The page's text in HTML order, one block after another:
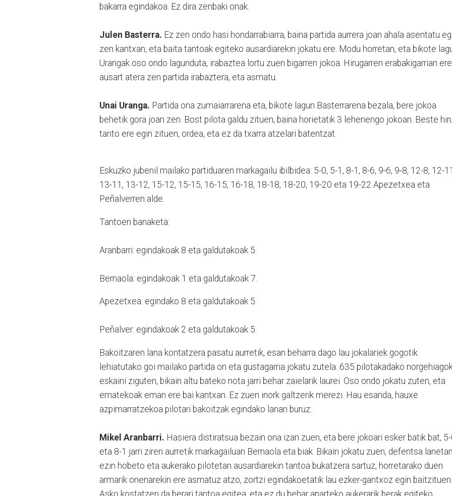
bakarra egindakoa. Ez dira zenbaki onak.
Julen Basterra. Ez zen ondo hasi hondarrabiarra, baina partida aurrera joan ahala asentatu
zen kantxan, eta baita tantoak egiteko ausardiarekin jokatu ere. Modu horretan, eta bikote
Urangak oso ondo lagunduta, irabaztea lortu zuen bigarren jokoa. Hirugarren erabakigarrian ere
ausart atera zen partida irabaztera, eta asmatu.
Unai Uranga. Partida ona zumaiarrarena eta, bikote lagun Basterrarena bezala, bere jokoa
behetik gora joan zen. Bost pilota galdu zituen, baina horietatik 3 lehenengo jokoan. Beste
tanto ere egin zituen, ordea, eta ez da txarra atzelari batentzat.
Eskuzko jubenil mailako partiduaren markagailu ibilbidea: 5-0, 5-1, 8-1, 8-6, 9-6, 9-8, 12-8, 12-
13-11, 13-12, 15-12, 15-15, 16-15, 16-18, 18-18, 18-20, 19-20 eta 19-22 Apezetxea eta
Peñalverren alde.
Tantoen banaketa:
Aranbarri: egindakoak 8 eta galdutakoak 5.
Bernaola: egindakoak 1 eta galdutakoak 7.
Apezetxea: egindako 8 eta galdutakoak 5.
Peñalver: egindakoak 2 eta galdutakoak 5.
Bakoitzaren lana kontatzera pasatu aurretik, esan beharra dago lau jokalariek gogotik
lehiatutako goi mailako partida on eta gustagarria jokatu zutela. 635 pilotakadako
eskaini ziguten, bikain altu bateko nota jarri behar zaielarik laurei. Oso ondo jokatu zuten, eta
ematekoak eman ere bai kantxan. Ez zuen inork galtzerik merezi. Hau esanda, hauxe
azpimarratzekoa pilotari bakoitzak egindako lanari buruz:
Mikel Aranbarri. Hasiera distiratsua bezain ona izan zuen, eta bere jokoari esker batik bat,
eta 8-1 jarri ziren aurretik markagailuan Bernaola eta biak. Bikain jokatu zuen, defentsa lanetan
ezin hobeto eta aukerako pilotetan ausardiarekin tantoa bukatzera sartuz, horretarako duen
armarik onenarekin ere asmatuz atzo, zortzi egindakoetatik lau ezker-gantxoz egin baitzituen.
Asko kostatzen da berari tantoa egitea, eta ez du behar aparteko aukerarik berak egiteko.